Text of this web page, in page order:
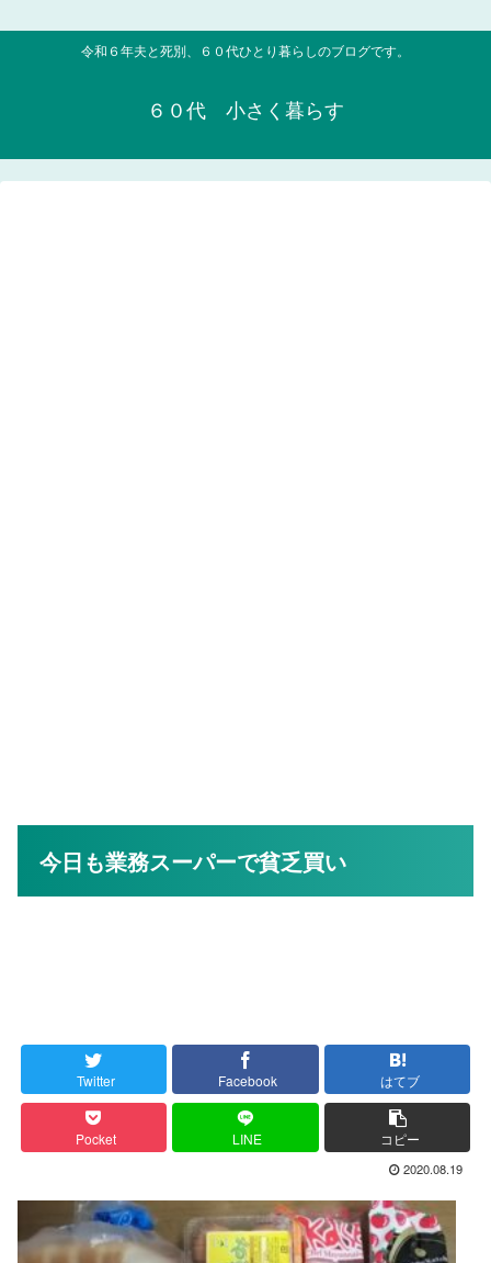
令和６年夫と死別、６０代ひとり暮らしのブログです。
６０代 小さく暮らす
今日も業務スーパーで貧乏買い
Twitter Facebook はてブ
Pocket LINE コピー
2020.08.19